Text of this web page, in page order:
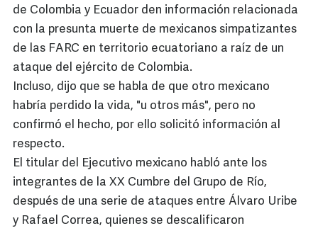
de Colombia y Ecuador den información relacionada
con la presunta muerte de mexicanos simpatizantes
de las FARC en territorio ecuatoriano a raíz de un
ataque del ejército de Colombia.
Incluso, dijo que se habla de que otro mexicano
habría perdido la vida, "u otros más", pero no
confirmó el hecho, por ello solicitó información al
respecto.
El titular del Ejecutivo mexicano habló ante los
integrantes de la XX Cumbre del Grupo de Río,
después de una serie de ataques entre Álvaro Uribe
y Rafael Correa, quienes se descalificaron